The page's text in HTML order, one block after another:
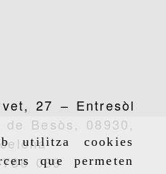
utilitza cookies
que permeten
27 – Entresòl
Besòs, 08930,
089